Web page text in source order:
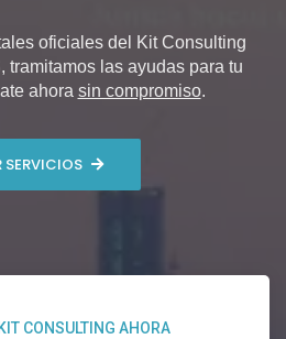
oficiales del Kit Consulting
tramitamos las ayudas para tu
ahora sin compromiso.
SERVICIOS
CONSULTING AHORA